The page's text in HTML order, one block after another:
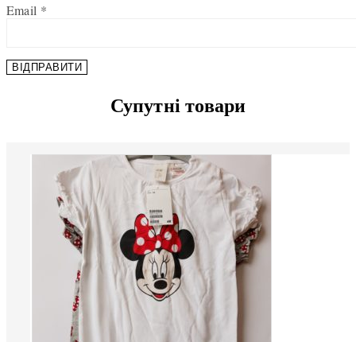
Email *
Супутні товари